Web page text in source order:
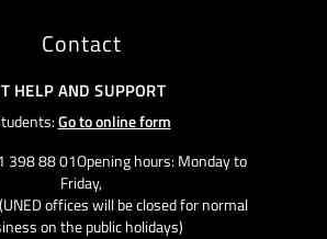
Contact
HELP AND SUPPORT
Go to online form
398 88 01Opening hours: Monday to
Friday,
offices will be closed for normal
on the public holidays)